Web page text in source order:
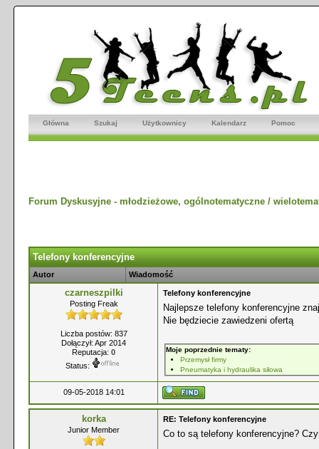
Główna Szukaj Użytkownicy Kalendarz Pomoc
Forum Dyskusyjne - młodzieżowe, ogólnotematyczne /
Telefony konferencyjne
Autor Wiadomość
czarneszpilki
Posting Freak
Liczba postów: 837
Dołączył: Apr 2014
Reputacja: 0
Status:
Telefony konferencyjne
Najlepsze telefony konferencyjne
Nie będziecie zawiedzeni ofertą
Moje poprzednie tematy:
Przemysł firmy
Pneumatyka i hydraulika siłowa
09-05-2018 14:01
korka
Junior Member
RE: Telefony konferencyjne
Co to są telefony konferencyjne?